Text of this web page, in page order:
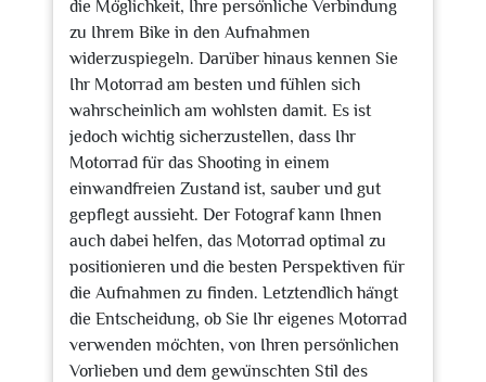
die Möglichkeit, Ihre persönliche Verbindung
zu Ihrem Bike in den Aufnahmen
widerzuspiegeln. Darüber hinaus kennen Sie
Ihr Motorrad am besten und fühlen sich
wahrscheinlich am wohlsten damit. Es ist
jedoch wichtig sicherzustellen, dass Ihr
Motorrad für das Shooting in einem
einwandfreien Zustand ist, sauber und gut
gepflegt aussieht. Der Fotograf kann Ihnen
auch dabei helfen, das Motorrad optimal zu
positionieren und die besten Perspektiven für
die Aufnahmen zu finden. Letztendlich hängt
die Entscheidung, ob Sie Ihr eigenes Motorrad
verwenden möchten, von Ihren persönlichen
Vorlieben und dem gewünschten Stil des